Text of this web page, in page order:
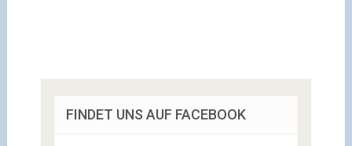
FINDET UNS AUF FACEBOOK